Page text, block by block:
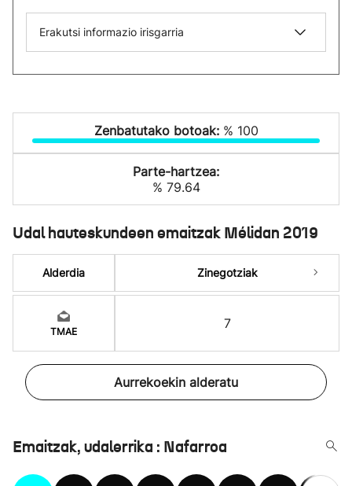
Erakutsi informazio irisgarria
Zenbatutako botoak: % 100
Parte-hartzea:
% 79.64
Udal hauteskundeen emaitzak Mélidan 2019
Alderdia
TMAE
Zinegotziak
7
Aurrekoekin alderatu
Emaitzak, udalerrika : Nafarroa